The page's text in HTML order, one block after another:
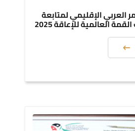
العربي الإقليمي لمتابعة
العالمية للإعاقة 2025